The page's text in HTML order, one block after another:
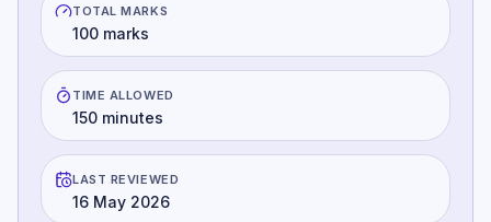
TOTAL MARKS
100 marks
TIME ALLOWED
150 minutes
LAST REVIEWED
16 May 2026